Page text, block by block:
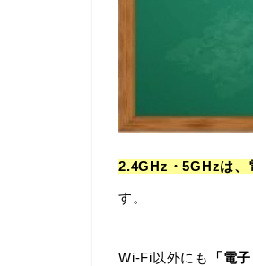
2.4GHz・5GHzは、
す。
Wi-Fi以外にも 「電